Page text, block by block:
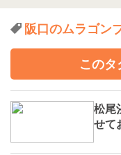
阪口のムラゴン
この
松尾
せて